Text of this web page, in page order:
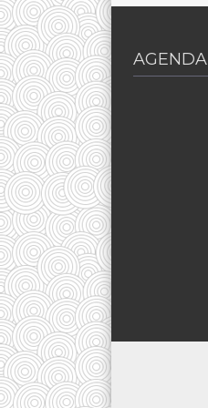
AGENDA